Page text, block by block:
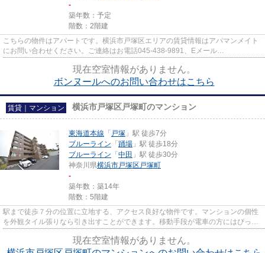
-
築年数：予定
階数：2階建
こちらの物件はアパートです。横浜市戸塚区エリアの賃貸情報はアパマンメイト
にお問い合わせください。ご連絡はお電話045-438-9891、Eメール
現在空室情報がありません。
ボンヌールへのお問い合わせはこちら
賃貸｜マンション 横浜市戸塚区戸塚町のマンション
東海道本線 「 戸塚 」駅 徒歩7分
ブルーライン 「 踊場 」駅 徒歩18分
ブルーライン 「 中田 」駅 徒歩30分
神奈川県横浜市戸塚区 戸塚町
-
築年数：築14年
階数：5階建
駅まで徒歩７分の位置に立地する、アクセス良好な物件です。マンションの個性
を外観タイル張りなら引き出すことができます。移動手段が電車の方にはぴった
現在空室情報がありません。